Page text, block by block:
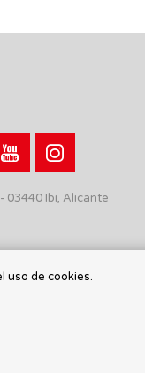
03440 Ibi, Alicante
uso de cookies.